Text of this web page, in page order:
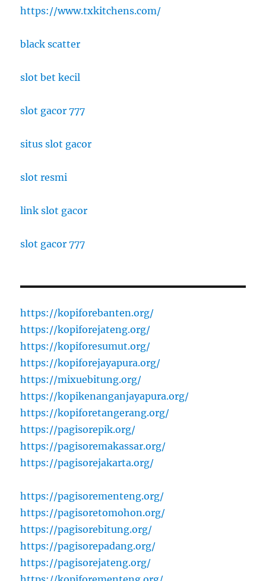
https://www.txkitchens.com/
black scatter
slot bet kecil
slot gacor 777
situs slot gacor
slot resmi
link slot gacor
slot gacor 777
https://kopiforebanten.org/
https://kopiforejateng.org/
https://kopiforesumut.org/
https://kopiforejayapura.org/
https://mixuebitung.org/
https://kopikenanganjayapura.org/
https://kopiforetangerang.org/
https://pagisorepik.org/
https://pagisoremakassar.org/
https://pagisorejakarta.org/
https://pagisorementeng.org/
https://pagisoretomohon.org/
https://pagisorebitung.org/
https://pagisorepadang.org/
https://pagisorejateng.org/